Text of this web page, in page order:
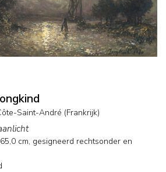
Saint-André (Frankrijk)
65,0 cm, gesigneerd rechtsonder en